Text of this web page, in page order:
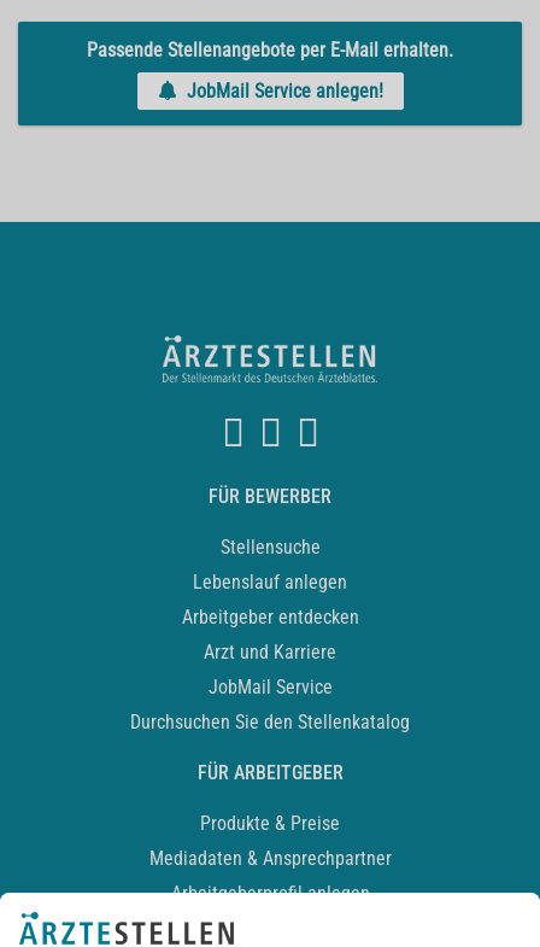
Passende Stellenangebote per E-Mail erhalten.
JobMail Service anlegen!
FÜR BEWERBER
Stellensuche
Lebenslauf anlegen
Arbeitgeber entdecken
Arzt und Karriere
JobMail Service
Durchsuchen Sie den Stellenkatalog
FÜR ARBEITGEBER
Produkte & Preise
Mediadaten & Ansprechpartner
Arbeitgeberprofil anlegen
Recruiting-Podcast